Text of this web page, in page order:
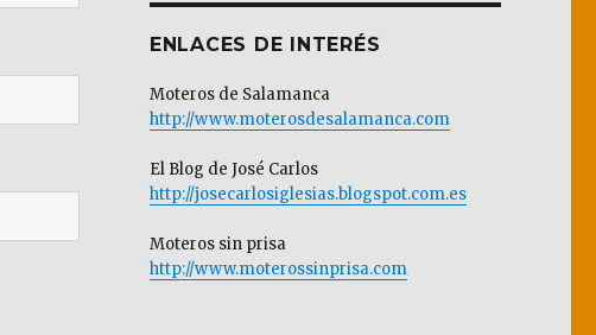
ENLACES DE INTERÉS
Moteros de Salamanca
http://www.moterosdesalamanca.com
El Blog de José Carlos
http://josecarlosiglesias.blogspot.com.es
Moteros sin prisa
http://www.moterossinprisa.com